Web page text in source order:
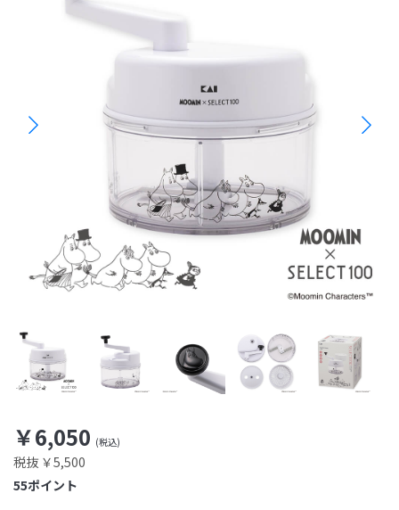
￥6,050
税抜 ￥5,500
ポイント
55